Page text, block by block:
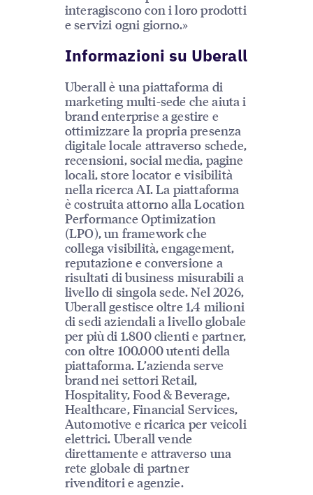
interagiscono con i loro prodotti
e servizi ogni giorno.»
Informazioni su Uberall
Uberall è una piattaforma di
marketing multi-sede che aiuta i
brand enterprise a gestire e
ottimizzare la propria presenza
digitale locale attraverso schede,
recensioni, social media, pagine
locali, store locator e visibilità
nella ricerca AI. La piattaforma
è costruita attorno alla Location
Performance Optimization
(LPO), un framework che
collega visibilità, engagement,
reputazione e conversione a
risultati di business misurabili a
livello di singola sede. Nel 2026,
Uberall gestisce oltre 1,4 milioni
di sedi aziendali a livello globale
per più di 1.800 clienti e partner,
con oltre 100.000 utenti della
piattaforma. L’azienda serve
brand nei settori Retail,
Hospitality, Food & Beverage,
Healthcare, Financial Services,
Automotive e ricarica per veicoli
elettrici. Uberall vende
direttamente e attraverso una
rete globale di partner
rivenditori e agenzie.